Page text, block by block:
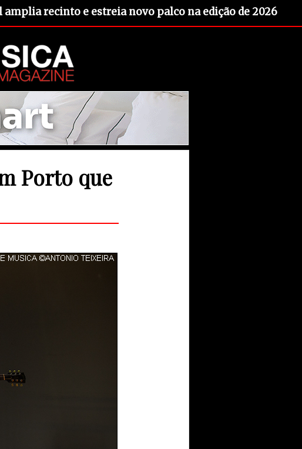
amplia recinto e estreia novo palco na edição de 2026
Porto que